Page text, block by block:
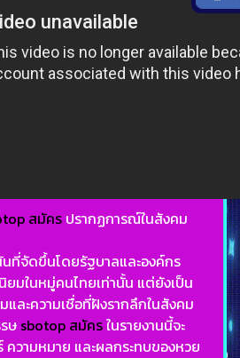
สมัคร ปรากฏการณ์ในสังคม
ที่จัดขึ้นโดยรัฐบาลและองค์กร
ยมในหมู่คนไทยเท่านั้น แต่ยังเป็น
ละความเชื่อที่ฝังรากลึกในสังคม
ษ sbotop สมัครในรายงานนี้จะ
วามหมาย และผลกระทบของหวย